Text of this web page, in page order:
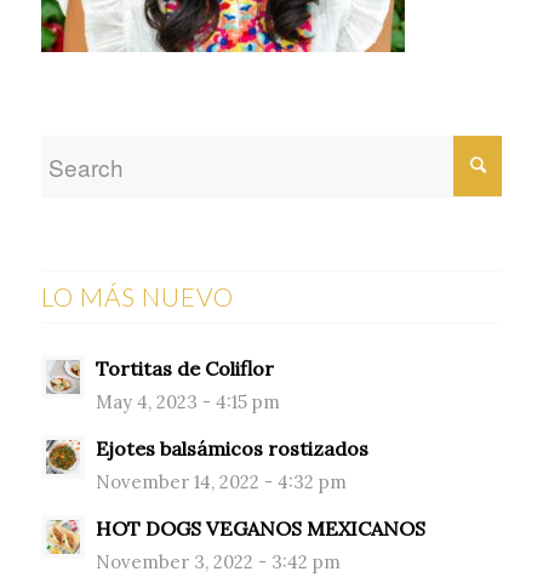
LO MÁS NUEVO
Tortitas de Coliflor
May 4, 2023 - 4:15 pm
Ejotes balsámicos rostizados
November 14, 2022 - 4:32 pm
HOT DOGS VEGANOS MEXICANOS
November 3, 2022 - 3:42 pm